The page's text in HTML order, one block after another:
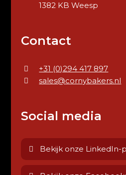
1382 KB Weesp
Contact
+31 (0)294 417 897
sales@cornybakers.nl
Social media
Bekijk onze LinkedIn-